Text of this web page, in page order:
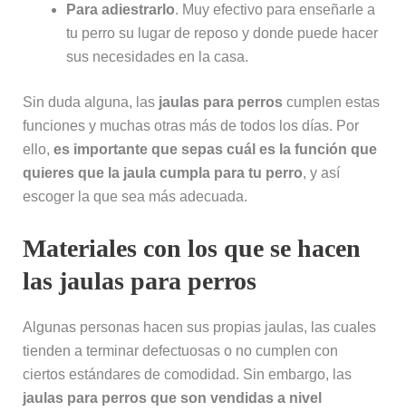
Para adiestrarlo. Muy efectivo para enseñarle a
tu perro su lugar de reposo y donde puede hacer
sus necesidades en la casa.
Sin duda alguna, las jaulas para perroscumplen estas
funciones y muchas otras más de todos los días. Por
ello, es importante que sepas cuál es la función que
quieres que la jaula cumpla para tu perro, y así
escoger la que sea más adecuada.
Materiales con los que se hacen
las jaulas para perros
Algunas personas hacen sus propias jaulas, las cuales
tienden a terminar defectuosas o no cumplen con
ciertos estándares de comodidad. Sin embargo, las
jaulas para perros que son vendidas a nivel